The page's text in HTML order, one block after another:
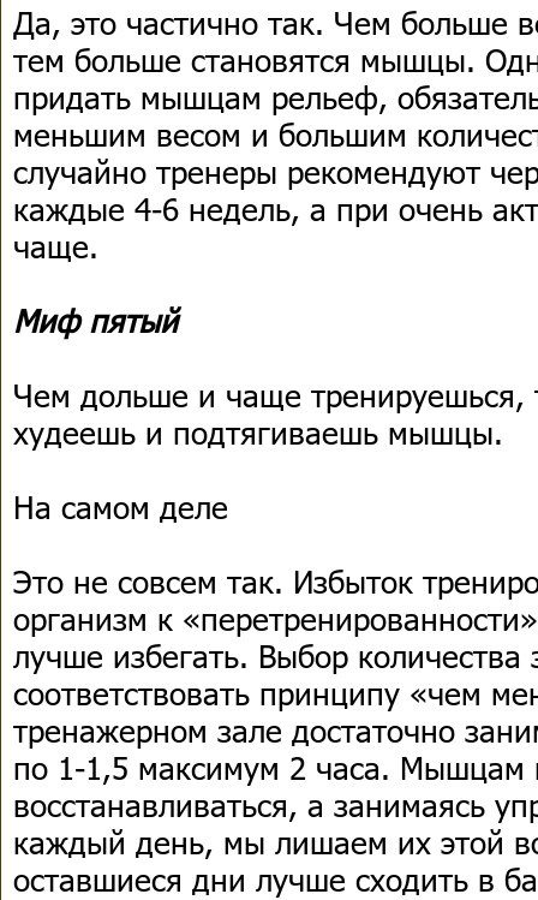
Да, это частично так. Чем больше
тем больше становятся мышцы.
придать мышцам рельеф,
меньшим весом и большим
случайно тренеры рекомендуют
каждые 4-6 недель, а при очень
чаще.
Миф пятый
Чем дольше и чаще тренируешься,
худеешь и подтягиваешь мышцы.
На самом деле
Это не совсем так. Избыток
организм к
лучше избегать. Выбор
соответствовать принципу «чем
тренажерном зале достаточно
по 1-1,5 максимум 2 часа. Мышцам
восстанавливаться, а занимаясь
каждый день, мы лишаем их этой
оставшиеся дни лучше сходить в